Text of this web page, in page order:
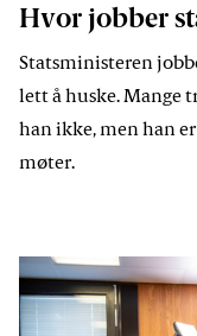
Hvor jobber
Statsministeren
lett å huske. Mange
han ikke, men han
møter.